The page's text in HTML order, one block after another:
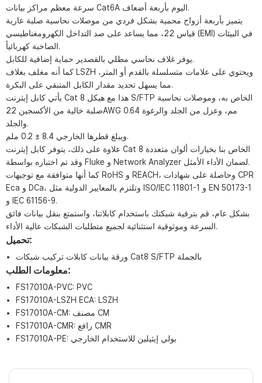
سرعة معظم مراكز بيانات Cat6A اليوم بأربعة أضعاف.
يتميز بأربعة أزواج محمية بشكل فردي من موصلات نحاسية صلبة عارية
قياس 22، مما يساعد على صد التداخل الكهرومغناطيسي (EMI) في البيئات
الصاخبة كهربائياً.
يوفر غلاف نحاسي مطلي بالقصدير حماية إضافية للكابل.
كما أنه مغلف بغلاف LSZH ويحتوي على علامات متسلسلة بالقدم أو المتر،
مما يسهل تحديد مقدار الكابل المتبقي على البكرة.
يأتي كابل إيثرنت Cat 8 هذا مع هيكل S/FTP الخاص به، وموصلات نحاسية
صلبة خالية من الأكسجين 22AWG 0.64 مم، وعزل من الجلد والرغوة
والجلد.
ويبلغ قطرها الخارجي 8.4 ± 0.2 ملم.
علاوة على ذلك، يتوفر كابل إيثرنت Cat 8 الخاص بنا بخيارات ألوان متعددة
وقد تم اختباره بواسطة Fluke و Network Analyzer لضمان الأداء الأمثل.
كما أنها متوافقة مع توجيهات RoHS و REACH، وحاصلة على شهادات CPR
Eca و DCa، وتلتزم بالمعايير الدولية مثل ISO/IEC 11801-1 و EN 50173-1
و IEC 61156-9.
بشكل عام، قم بترقية شبكتك باستخدام كابلاتنا، واستمتع بنقل بيانات فائق
السرعة وموثوقية استثنائية لجميع متطلبات الشبكات عالية الأداء.
تحميل:
ورقة بيانات كابلات تركيب شبكات Cat8 S/FTP بالجملة
معلومات الطلب:
FS17010A-PVC: PVC
FS17010A-LSZH ECA: LSZH
FS17010A-CM: مصنف CM
FS17010A-CMR: رافع CMR
FS17010A-PE: بولي إيثيلين للاستخدام الخارجي